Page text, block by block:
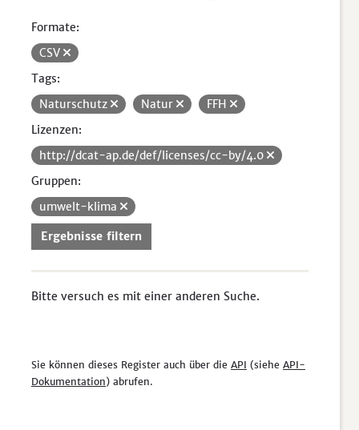
Formate:
CSV
Tags:
Naturschutz
Natur
FFH
Lizenzen:
http://dcat-ap.de/def/licenses/cc-by/4.0
Gruppen:
umwelt-klima
Ergebnisse filtern
Bitte versuch es mit einer anderen Suche.
Sie können dieses Register auch über die API (siehe API-
Dokumentation) abrufen.